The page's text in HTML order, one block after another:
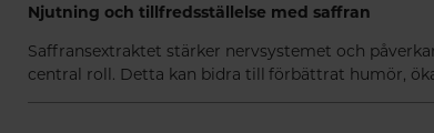
Njutning och tillfredsställelse med saffran
Saffransextraktet stärker nervsystemet och
central roll. Detta kan bidra till förbättrat humör,